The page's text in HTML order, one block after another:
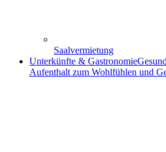
Saalvermietung
Unterkünfte & Gastronomie
Aufenthalt zum Wohlfühlen und